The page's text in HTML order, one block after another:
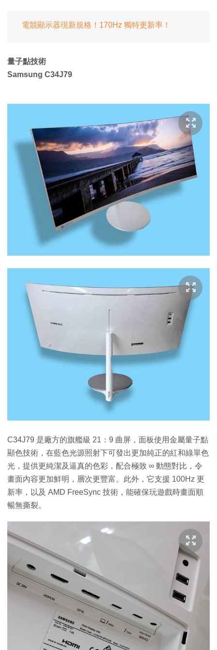
電競顯示器現新規格！170Hz 獨特更新率！
量子點技術
Samsung C34J79
C34J79 是廠方的旗艦級 21：9 曲屏，面板使用金屬量子點
顯色技術，在藍色光源照射下可發出更加純正的紅和綠單色
光，提供更純潔及逼真的色彩，配合極致 ∞ 動態對比，令
畫面內容更加鮮明，層次更豐富。此外，它支援 100Hz 更
新率，以及 AMD FreeSync 技術，能確保玩遊戲時畫面順
暢無撕裂。